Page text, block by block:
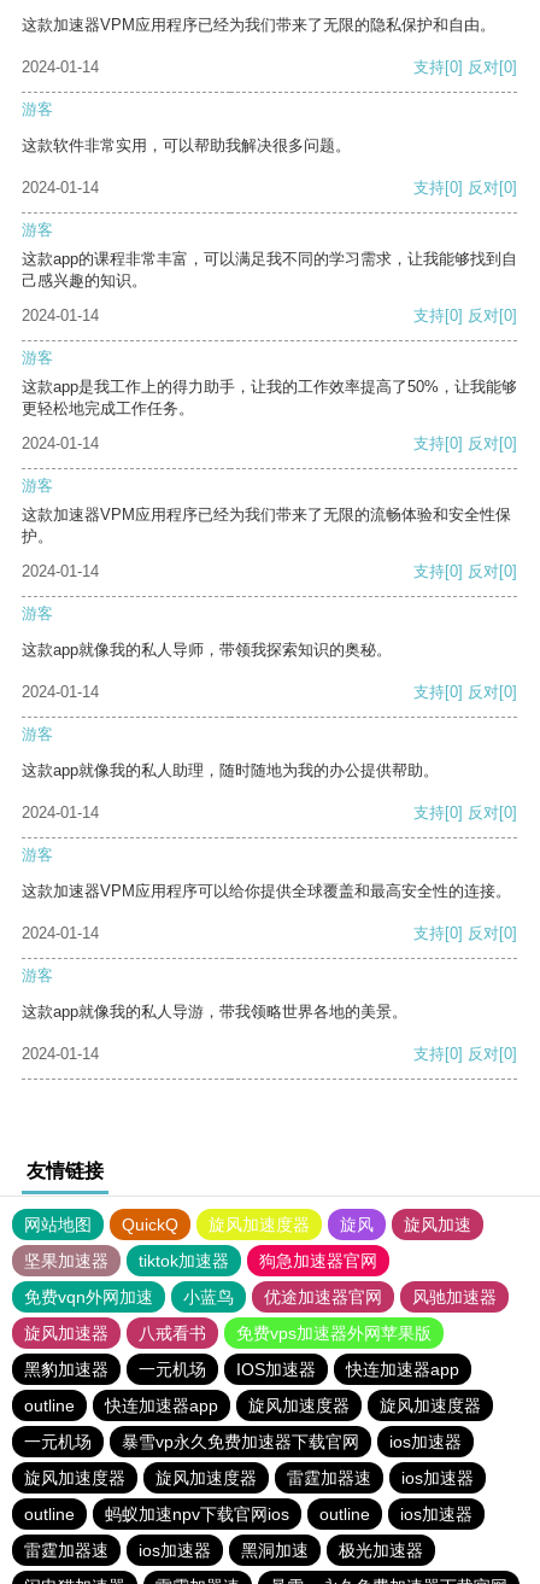
这款加速器VPM应用程序已经为我们带来了无限的隐私保护和自由。
2024-01-14 支持[0] 反对[0]
游客
这款软件非常实用，可以帮助我解决很多问题。
2024-01-14 支持[0] 反对[0]
游客
这款app的课程非常丰富，可以满足我不同的学习需求，让我能够找到自
己感兴趣的知识。
2024-01-14
支持[0] 反对[0]
游客
这款app是我工作上的得力助手，让我的工作效率提高了50%，让我能够
更轻松地完成工作任务。
2024-01-14
支持[0] 反对[0]
游客
这款加速器VPM应用程序已经为我们带来了无限的流畅体验和安全性保
护。
2024-01-14
支持[0] 反对[0]
游客
这款app就像我的私人导师，带领我探索知识的奥秘。
2024-01-14 支持[0] 反对[0]
游客
这款app就像我的私人助理，随时随地为我的办公提供帮助。
2024-01-14 支持[0] 反对[0]
游客
这款加速器VPM应用程序可以给你提供全球覆盖和最高安全性的连接。
2024-01-14 支持[0] 反对[0]
游客
这款app就像我的私人导游，带我领略世界各地的美景。
2024-01-14 支持[0] 反对[0]
友情链接
网站地图 QuickQ 旋风加速度器 旋风
旋风加速
坚果加速器
tiktok加速器
狗急加速器官网
免费vqn外网加速
小蓝鸟 优途加速器官网
风驰加速器
旋风加速器
八戒看书
免费vps加速器外网苹果版
黑豹加速器
一元机场 IOS加速器
快连加速器app
outline
快连加速器app 旋风加速度器
旋风加速度器
一元机场
暴雪vp永久免费加速器下载官网
ios加速器
旋风加速度器
旋风加速度器 雷霆加器速
ios加速器
outline
蚂蚁加速npv下载官网ios outline
ios加速器
雷霆加器速
ios加速器 黑洞加速
极光加速器